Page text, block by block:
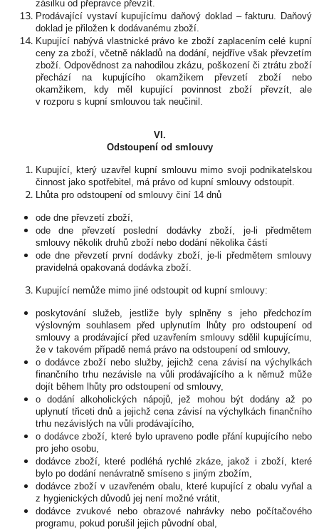
zásilku od přepravce převzít.
Prodávající vystaví kupujícímu daňový doklad – fakturu. Daňový
doklad je přiložen k dodávanému zboží.
Kupující nabývá vlastnické právo ke zboží zaplacením celé kupní
ceny za zboží, včetně nákladů na dodání, nejdříve však převzetím
zboží. Odpovědnost za nahodilou zkázu, poškození či ztrátu zboží
přechází na kupujícího okamžikem převzetí zboží nebo
okamžikem, kdy měl kupující povinnost zboží převzít, ale
v rozporu s kupní smlouvou tak neučinil.
VI.
Odstoupení od smlouvy
Kupující, který uzavřel kupní smlouvu mimo svoji podnikatelskou
činnost jako spotřebitel, má právo od kupní smlouvy odstoupit.
Lhůta pro odstoupení od smlouvy činí 14 dnů
ode dne převzetí zboží,
ode dne převzetí poslední dodávky zboží, je-li předmětem
smlouvy několik druhů zboží nebo dodání několika částí
ode dne převzetí první dodávky zboží, je-li předmětem smlouvy
pravidelná opakovaná dodávka zboží.
Kupující nemůže mimo jiné odstoupit od kupní smlouvy:
poskytování služeb, jestliže byly splněny s jeho předchozím
výslovným souhlasem před uplynutím lhůty pro odstoupení od
smlouvy a prodávající před uzavřením smlouvy sdělil kupujícímu,
že v takovém případě nemá právo na odstoupení od smlouvy,
o dodávce zboží nebo služby, jejichž cena závisí na výchylkách
finančního trhu nezávisle na vůli prodávajícího a k němuž může
dojít během lhůty pro odstoupení od smlouvy,
o dodání alkoholických nápojů, jež mohou být dodány až po
uplynutí třiceti dnů a jejichž cena závisí na výchylkách finančního
trhu nezávislých na vůli prodávajícího,
o dodávce zboží, které bylo upraveno podle přání kupujícího nebo
pro jeho osobu,
dodávce zboží, které podléhá rychlé zkáze, jakož i zboží, které
bylo po dodání nenávratně smíseno s jiným zbožím,
dodávce zboží v uzavřeném obalu, které kupující z obalu vyňal a
z hygienických důvodů jej není možné vrátit,
dodávce zvukové nebo obrazové nahrávky nebo počítačového
programu, pokud porušil jejich původní obal,